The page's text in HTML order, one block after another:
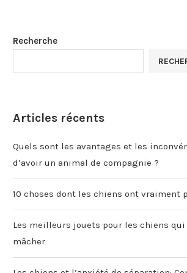
Recherche
Articles récents
Quels sont les avantages et les
d’avoir un animal de compagnie ?
10 choses dont les chiens ont vraiment
Les meilleurs jouets pour les chiens
mâcher